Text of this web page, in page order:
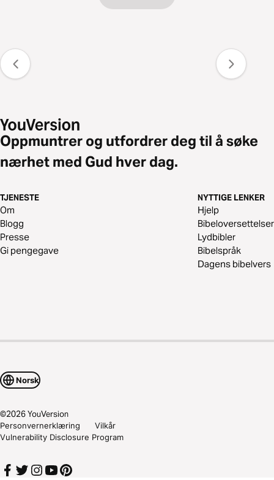
Oppmuntrer og utfordrer deg til å søke
nærhet med Gud hver dag.
TJENESTE
Om
Blogg
Presse
Gi pengegave
NYTTIGE LENKER
Hjelp
Bibeloversettelser
Lydbibler
Bibelspråk
Dagens bibelvers
Norsk
©2026YouVersion
Personvernerklæring
Vilkår
Vulnerability Disclosure Program